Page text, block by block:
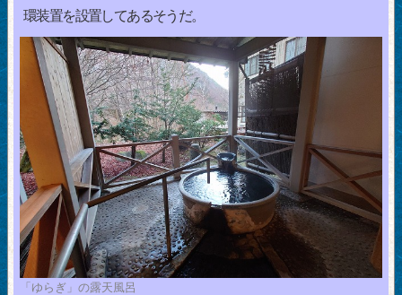
環装置を設置してあるそうだ。
「ゆらぎ」の露天風呂